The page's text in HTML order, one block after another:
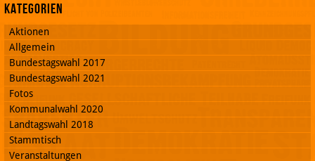
Kategorien
Aktionen
Allgemein
Bundestagswahl 2017
Bundestagswahl 2021
Fotos
Kommunalwahl 2020
Landtagswahl 2018
Stammtisch
Veranstaltungen